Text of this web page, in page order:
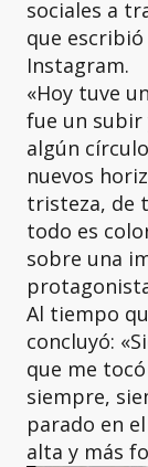
sociales a
que
Instagram.
«Hoy tuve
fue un subir
algún
nuevos
tristeza, de
todo es
sobre una
Al tiempo
concluyó:
que me
siempre,
parado en
alta y más